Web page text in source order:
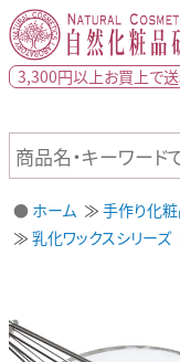
3,300円以上お買上で
ホーム 手作り化
乳化ワックスシリーズ